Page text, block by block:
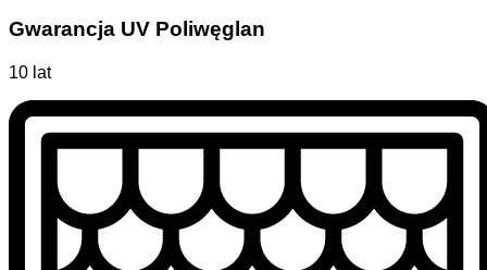
Gwarancja UV Poliwęglan
10 lat